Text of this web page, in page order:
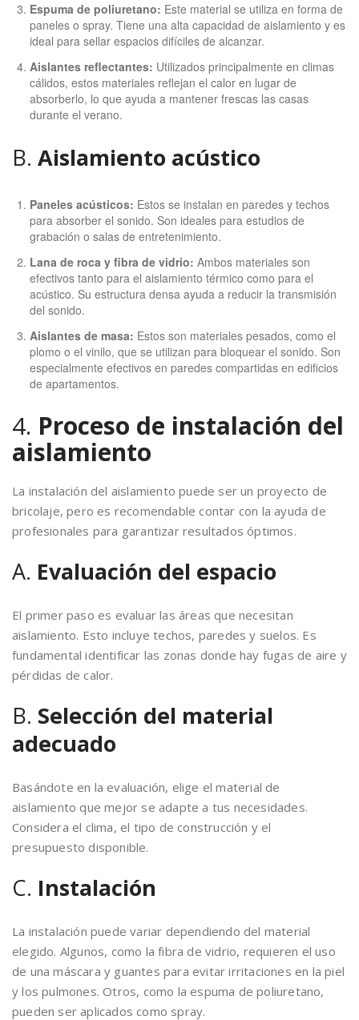
Espuma de poliuretano: Este material se utiliza en forma de
paneles o spray. Tiene una alta capacidad de aislamiento y es
ideal para sellar espacios difíciles de alcanzar.
Aislantes reflectantes: Utilizados principalmente en climas
cálidos, estos materiales reflejan el calor en lugar de
absorberlo, lo que ayuda a mantener frescas las casas
durante el verano.
B. Aislamiento acústico
Paneles acústicos: Estos se instalan en paredes y techos
para absorber el sonido. Son ideales para estudios de
grabación o salas de entretenimiento.
Lana de roca y fibra de vidrio: Ambos materiales son
efectivos tanto para el aislamiento térmico como para el
acústico. Su estructura densa ayuda a reducir la transmisión
del sonido.
Aislantes de masa: Estos son materiales pesados, como el
plomo o el vinilo, que se utilizan para bloquear el sonido. Son
especialmente efectivos en paredes compartidas en edificios
de apartamentos.
4. Proceso de instalación del
aislamiento
La instalación del aislamiento puede ser un proyecto de
bricolaje, pero es recomendable contar con la ayuda de
profesionales para garantizar resultados óptimos.
A. Evaluación del espacio
El primer paso es evaluar las áreas que necesitan
aislamiento. Esto incluye techos, paredes y suelos. Es
fundamental identificar las zonas donde hay fugas de aire y
pérdidas de calor.
B. Selección del material
adecuado
Basándote en la evaluación, elige el material de
aislamiento que mejor se adapte a tus necesidades.
Considera el clima, el tipo de construcción y el
presupuesto disponible.
C. Instalación
La instalación puede variar dependiendo del material
elegido. Algunos, como la fibra de vidrio, requieren el uso
de una máscara y guantes para evitar irritaciones en la piel
y los pulmones. Otros, como la espuma de poliuretano,
pueden ser aplicados como spray.